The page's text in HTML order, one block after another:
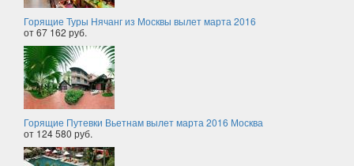
Горящие Туры Нячанг из Москвы вылет марта 2016
от 67 162 руб.
Горящие Путевки Вьетнам вылет марта 2016 Москва
от 124 580 руб.